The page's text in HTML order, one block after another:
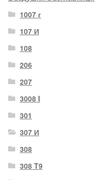
1007 г
107 И
108
206
207
3008 I
301
307 И
308
308 T9